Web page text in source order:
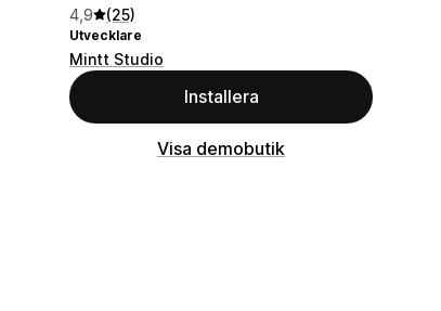
4,9 (25)
Utvecklare
Mintt Studio
Installera
Visa demobutik